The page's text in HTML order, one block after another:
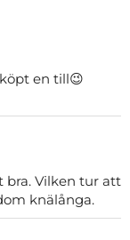
en till😉
bra. Vilken tur att
knälånga.